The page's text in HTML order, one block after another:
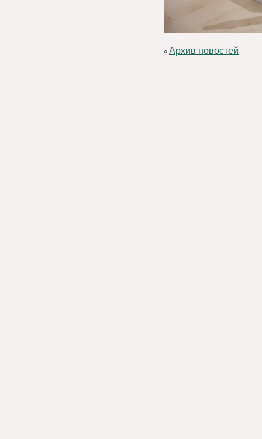
«Архив новостей